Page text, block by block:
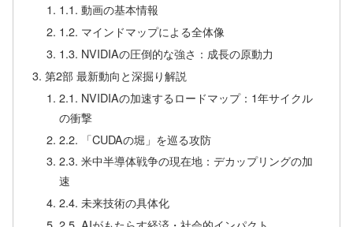
1.1. 動画の基本情報
1.2. マインドマップによる全体像
1.3. NVIDIAの圧倒的な強さ：成長の原動力
第2部 最新動向と深掘り解説
2.1. NVIDIAの加速するロードマップ：1年サイクル
の衝撃
2.2. 「CUDAの堀」を巡る攻防
2.3. 米中半導体戦争の現在地：デカップリングの加
速
2.4. 未来技術の具体化